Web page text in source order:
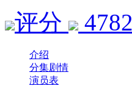
评分
4782
介绍
分集剧情
演员表